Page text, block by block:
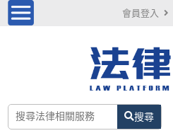
會員登入
搜尋